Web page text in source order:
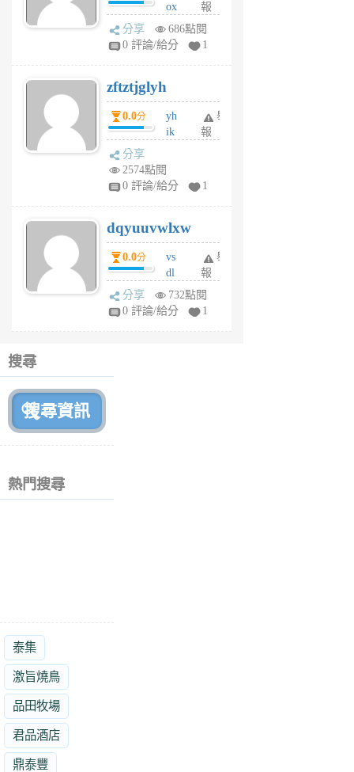
前
ox
rh
pe
月
前
報
分享
686點閱
0 評論/給分
1
zftztjglyh
0.0分
yh
ik
tu
6
個
月
前
舉
報
分享
2574點閱
0 評論/給分
1
dqyuuvwlxw
0.0分
vs
dl
sq
fy
舉
報
分享
732點閱
0 評論/給分
1
搜尋
熱門搜尋
泰集
激旨燒鳥
品田牧場
君品酒店
鼎泰豐